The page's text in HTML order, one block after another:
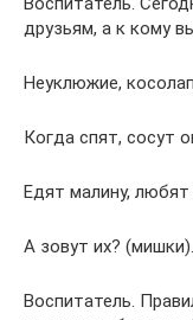
друзьям, а к кому
Неуклюжие,
Когда спят, сосут
Едят малину,
А зовут их? (мишки).
Воспитатель.